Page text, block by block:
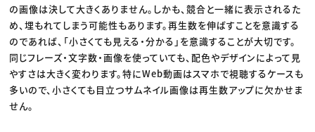
の画像は決して大きくありません。しかも、競合と一緒に表示されるた
め、埋もれてしまう可能性もあります。再生数を伸ばすことを意識する
のであれば、「小さくても見える・分かる」を意識することが大切です。
同じフレーズ・文字数・画像を使っていても、配色やデザインによって見
やすさは大きく変わります。特にWeb動画はスマホで視聴するケースも
多いので、小さくても目立つサムネイル画像は再生数アップに欠かせま
せん。